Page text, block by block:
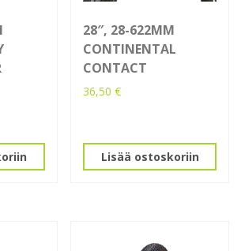
28″, 28-622MM
CONTINENTAL
CONTACT
36,50€
Lisää ostoskoriin